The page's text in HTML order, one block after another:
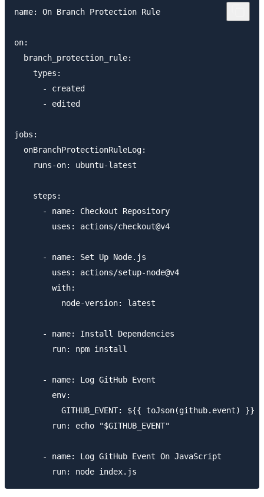
name: On Branch Protection Rule
on:
  branch_protection_rule:
    types:
      - created
      - edited
jobs:
  onBranchProtectionRuleLog:
    runs-on: ubuntu-latest
    steps:
      - name: Checkout Repository
        uses: actions/checkout@v4
      - name: Set Up Node.js
        uses: actions/setup-node@v4
        with:
          node-version: latest
      - name: Install Dependencies
        run: npm install
      - name: Log GitHub Event
        env:
          GITHUB_EVENT: ${{ toJson(github.event) }}
        run: echo "$GITHUB_EVENT"
      - name: Log GitHub Event On JavaScript